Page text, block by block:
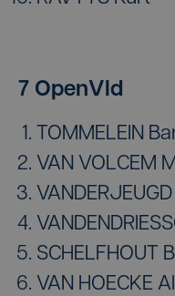
7 OpenVld
TOMMELEIN
VAN VOLCEM
SCHELFHOUT
VAN HOECKE